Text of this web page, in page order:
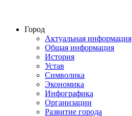
Город
Актуальная информация
Общая информация
История
Устав
Символика
Экономика
Инфографика
Организации
Развитие города